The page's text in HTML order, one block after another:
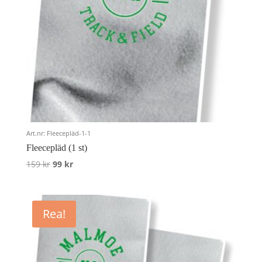
Art.nr: Fleecepläd-1-1
Fleecepläd (1 st)
159kr Det
var:
159 kr.
99 krDet
är:
Rea!